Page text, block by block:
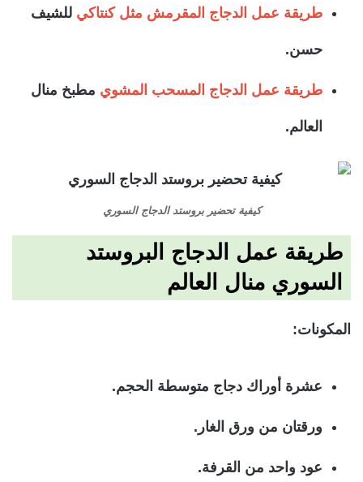
طريقة عمل الدجاج المقرمش مثل كنتاكي للشيف
حسن.
طريقة عمل الدجاج المسحب المشوي مطبخ منال
العالم.
كيفية تحضير بروستد الدجاج السوري
طريقة عمل الدجاج البروستد
السوري منال العالم
المكونات:
عشرة أوراك دجاج متوسطة الحجم.
ورقتان من ورق الغار.
عود واحد من القرفة.